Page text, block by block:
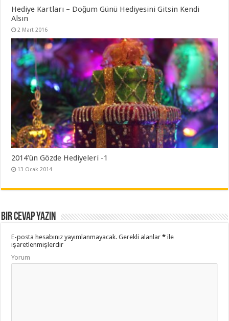
Hediye Kartları – Doğum Günü Hediyesini Gitsin Kendi
Alsın
2 Mart 2016
2014’ün Gözde Hediyeleri -1
13 Ocak 2014
Bir cevap yazın
E-posta hesabınız yayımlanmayacak. Gerekli alanlar* ile
işaretlenmişlerdir
Yorum